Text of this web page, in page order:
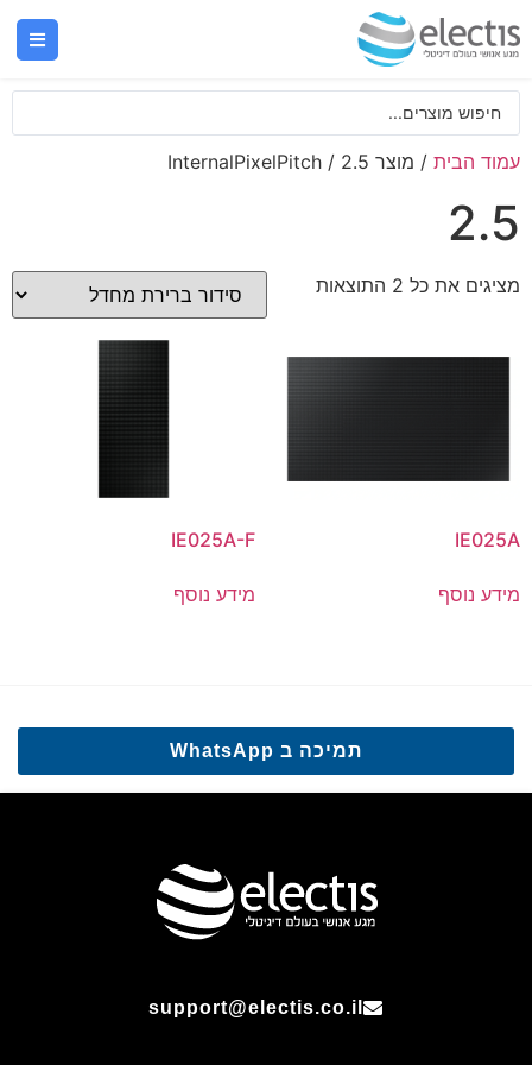
עמוד הבית / מוצר InternalPixelPitch / 2.5
2.5
מציגים את כל ⁦2⁩ התוצאות
IE025A
מידע נוסף
IE025A-F
מידע נוסף
תמיכה ב WhatsApp
support@electis.co.il